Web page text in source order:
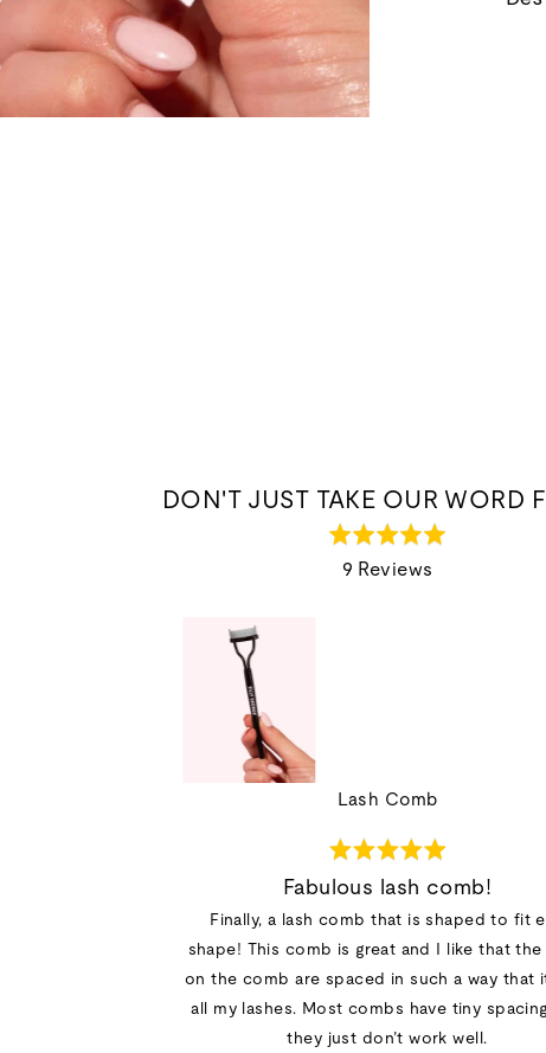
DON'T JUST TAKE OUR WORD
Rated
5.0
9 Reviews
Lash Comb
Rated
of
5
Fabulous lash comb!
Finally, a lash comb that is shaped to fit
shape! This comb is great and I like that the
on the comb are spaced in such a way that
all my lashes. Most combs have tiny
they just don’t work well.